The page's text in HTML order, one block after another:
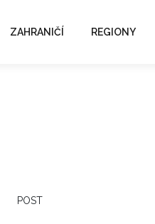
ZAHRANIČÍ REGIONY
POST